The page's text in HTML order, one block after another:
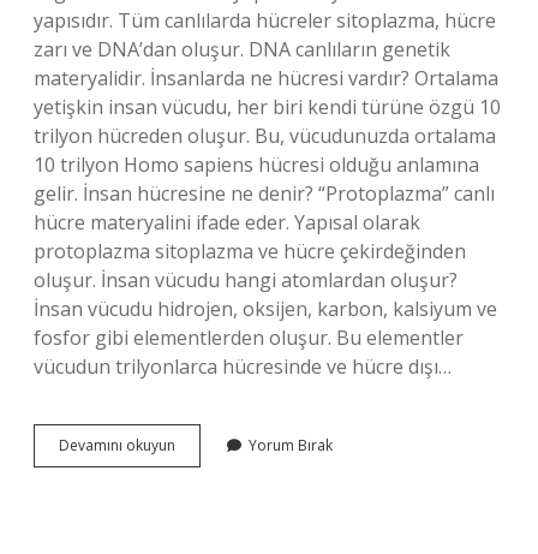
yapısıdır. Tüm canlılarda hücreler sitoplazma, hücre
zarı ve DNA’dan oluşur. DNA canlıların genetik
materyalidir. İnsanlarda ne hücresi vardır? Ortalama
yetişkin insan vücudu, her biri kendi türüne özgü 10
trilyon hücreden oluşur. Bu, vücudunuzda ortalama
10 trilyon Homo sapiens hücresi olduğu anlamına
gelir. İnsan hücresine ne denir? “Protoplazma” canlı
hücre materyalini ifade eder. Yapısal olarak
protoplazma sitoplazma ve hücre çekirdeğinden
oluşur. İnsan vücudu hangi atomlardan oluşur?
İnsan vücudu hidrojen, oksijen, karbon, kalsiyum ve
fosfor gibi elementlerden oluşur. Bu elementler
vücudun trilyonlarca hücresinde ve hücre dışı…
Devamını okuyun Insanlar
Hangi
Yorum Bırak